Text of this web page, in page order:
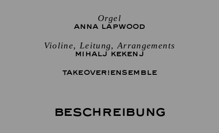
Orgel
ANNA LAPWOOD
Violine, Leitung, Arrangements
MIHALJ KEKENJ
TAKEOVER!ENSEMBLE
Beschreibung